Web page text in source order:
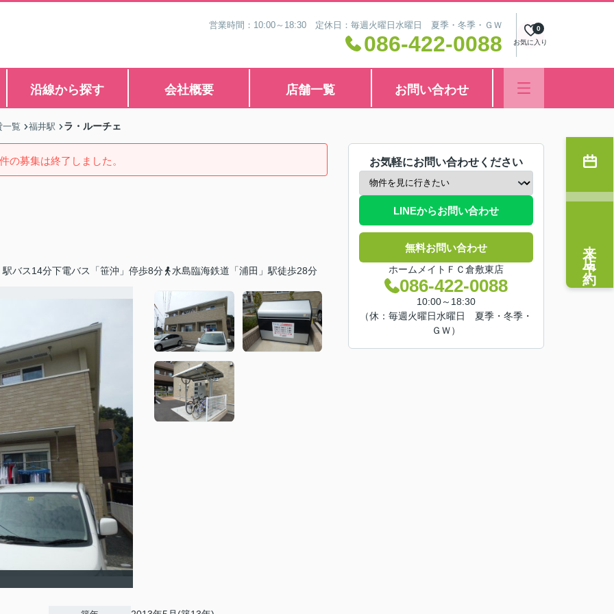
営業時間：10:00～18:30 定休日：毎週火曜日水曜日 夏季・冬季・ＧＷ
086-422-0088 お気に入り
0
沿線から探す 会社概要 店舗一覧 お問い合わせ
一覧 福井駅 ラ・ルーチェ
の募集は終了しました。
バス14分下電バス「笹沖」停歩8分 水島臨海鉄道「浦田」駅徒歩28分
お気軽にお問い合わせください
LINEからお問い合わせ
無料お問い合わせ
ホームメイトＦＣ倉敷東店
086-422-0088
10:00～18:30
（休：毎週火曜日水曜日 夏季・冬季・
ＧＷ）
来店予約